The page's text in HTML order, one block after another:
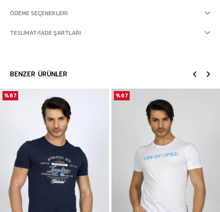
ÖDEME SEÇENEKLERI
TESLIMAT/İADE ŞARTLARI
BENZER ÜRÜNLER
%67 %67